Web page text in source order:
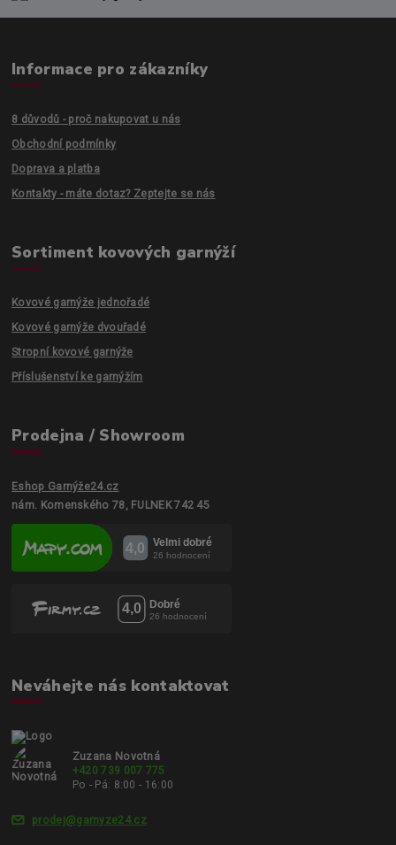
Informace pro zákazníky
8 důvodů - proč nakupovat u nás
Obchodní podmínky
Doprava a platba
Kontakty - máte dotaz? Zeptejte se nás
Sortiment kovových garnýží
Kovové garnýže jednořadé
Kovové garnýže dvouřadé
Stropní kovové garnýže
Příslušenství ke garnýžím
Prodejna / Showroom
Eshop Garnýže24.cz
nám. Komenského 78, FULNEK 742 45
Neváhejte nás kontaktovat
Zuzana Novotná
+420 739 007 775
Po - Pá: 8:00 - 16:00
prodej@garnyze24.cz